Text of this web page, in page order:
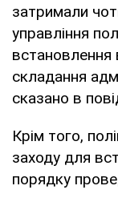
затримали
управління
встановлення
складання
сказано в
Крім того,
заходу для
порядку